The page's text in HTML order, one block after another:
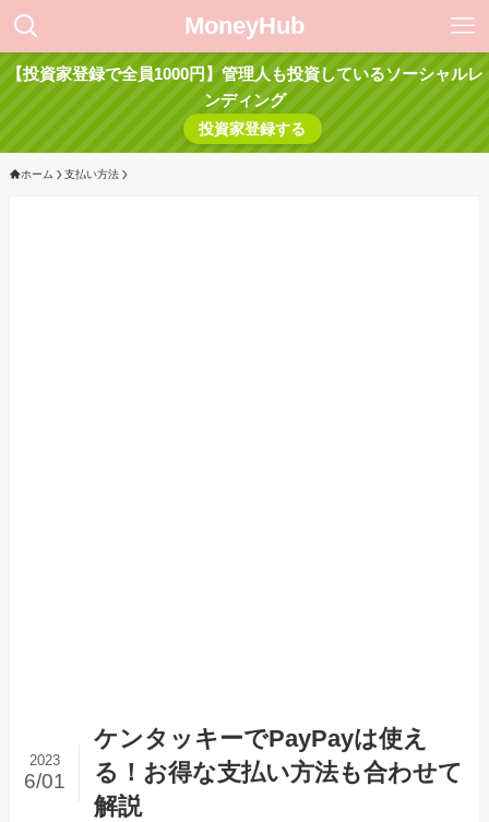
MoneyHub
【投資家登録で全員1000円】管理人も投資しているソーシャルレ
ンディング
投資家登録する
ホーム 支払い方法
ケンタッキーでPayPayは使え
る！お得な支払い方法も合わせて
解説
2023
6/01